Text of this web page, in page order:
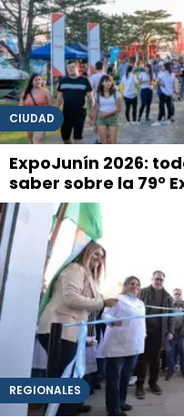
CIUDAD
ExpoJunín 2026:
saber sobre la 79°
REGIONALES